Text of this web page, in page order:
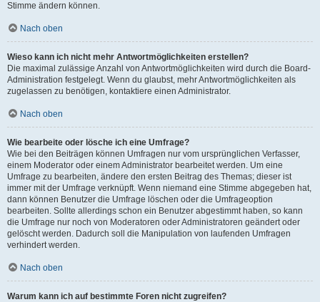
Stimme ändern können.
Nach oben
Wieso kann ich nicht mehr Antwortmöglichkeiten erstellen?
Die maximal zulässige Anzahl von Antwortmöglichkeiten wird durch die Board-
Administration festgelegt. Wenn du glaubst, mehr Antwortmöglichkeiten als
zugelassen zu benötigen, kontaktiere einen Administrator.
Nach oben
Wie bearbeite oder lösche ich eine Umfrage?
Wie bei den Beiträgen können Umfragen nur vom ursprünglichen Verfasser,
einem Moderator oder einem Administrator bearbeitet werden. Um eine
Umfrage zu bearbeiten, ändere den ersten Beitrag des Themas; dieser ist
immer mit der Umfrage verknüpft. Wenn niemand eine Stimme abgegeben hat,
dann können Benutzer die Umfrage löschen oder die Umfrageoption
bearbeiten. Sollte allerdings schon ein Benutzer abgestimmt haben, so kann
die Umfrage nur noch von Moderatoren oder Administratoren geändert oder
gelöscht werden. Dadurch soll die Manipulation von laufenden Umfragen
verhindert werden.
Nach oben
Warum kann ich auf bestimmte Foren nicht zugreifen?